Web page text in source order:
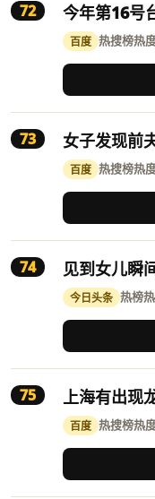
72 今年第16号
百度 热搜榜热
73 女子发现前
百度 热搜榜热
74 见到女儿瞬
今日头条 热榜
75 上海有出现
百度 热搜榜热